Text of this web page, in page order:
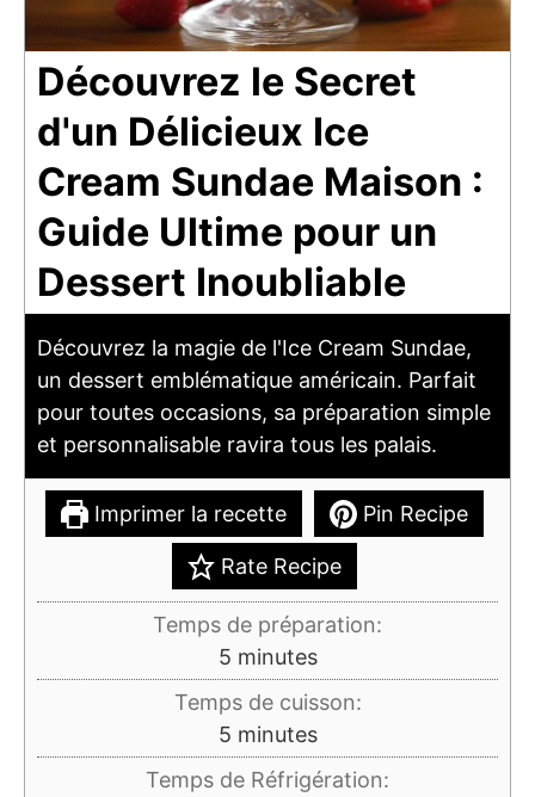
Découvrez le Secret
d'un Délicieux Ice
Cream Sundae Maison :
Guide Ultime pour un
Dessert Inoubliable
Découvrez la magie de l'Ice Cream Sundae,
un dessert emblématique américain. Parfait
pour toutes occasions, sa préparation simple
et personnalisable ravira tous les palais.
Imprimer la recette Pin Recipe
Rate Recipe
Temps de préparation:
5minutes
minutes
Temps de cuisson:
5minutes
minutes
Temps de Réfrigération: